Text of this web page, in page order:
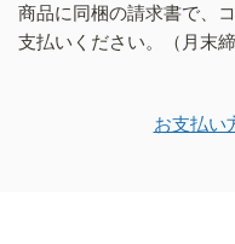
商品に同梱の請求書で、
支払いください。（月末
お支払い